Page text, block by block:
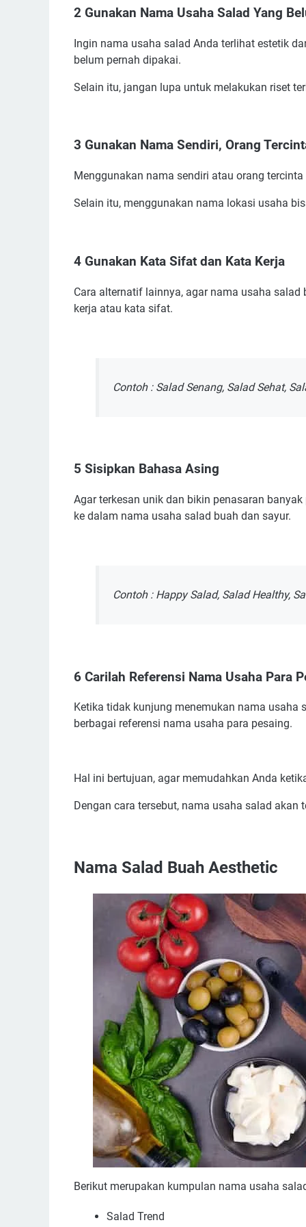
2 Gunakan Nama Usaha Salad Yang
Ingin nama usaha salad Anda terlihat estetik
belum pernah dipakai.
Selain itu, jangan lupa untuk melakukan riset
3 Gunakan Nama Sendiri, Orang
Menggunakan nama sendiri atau orang
Selain itu, menggunakan nama lokasi usaha
4 Gunakan Kata Sifat dan Kata Kerja
Cara alternatif lainnya, agar nama usaha
kerja atau kata sifat.
Contoh : Salad Senang, Salad Sehat,
5 Sisipkan Bahasa Asing
Agar terkesan unik dan bikin penasaran
ke dalam nama usaha salad buah dan sayur.
Contoh : Happy Salad, Salad Healthy,
6 Carilah Referensi Nama Usaha Para
Ketika tidak kunjung menemukan nama usaha
berbagai referensi nama usaha para pesaing.
Hal ini bertujuan, agar memudahkan Anda
Dengan cara tersebut, nama usaha salad
Nama Salad Buah Aesthetic
Berikut merupakan kumpulan nama usaha
Salad Trend